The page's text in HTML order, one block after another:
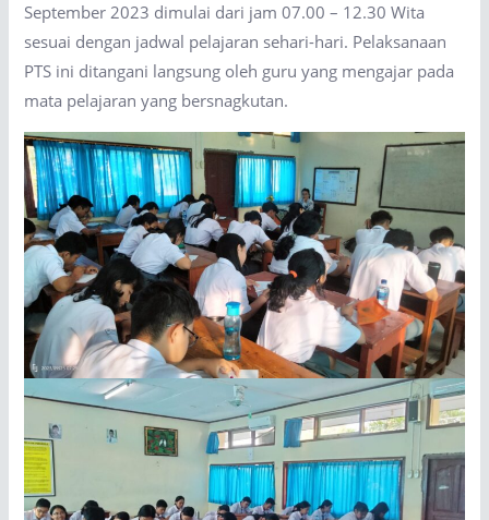
September 2023 dimulai dari jam 07.00 – 12.30 Wita
sesuai dengan jadwal pelajaran sehari-hari. Pelaksanaan
PTS ini ditangani langsung oleh guru yang mengajar pada
mata pelajaran yang bersnagkutan.